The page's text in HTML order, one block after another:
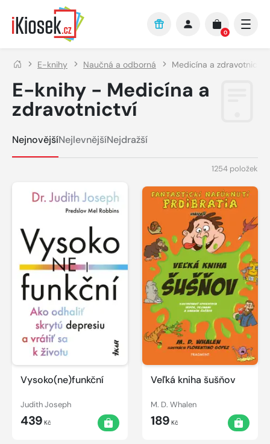
Přejít na hlavní obsah
0
E-knihy Naučná a odborná Medicína a zdravotnictví
E-knihy - Medicína a
zdravotnictví
NejnovějšíNejlevnějšíNejdražší
1254 položek
Vysoko(ne)funkční
Judith Joseph
439 Kč
Veľká kniha šušňov
M. D. Whalen
189 Kč